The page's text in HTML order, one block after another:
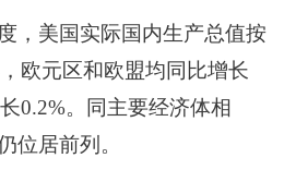
美国实际国内生产总值按
欧元区和欧盟均同比增长
0.2%。同主要经济体相
位居前列。